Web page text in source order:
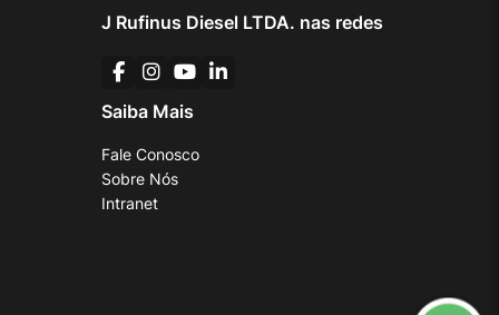
J Rufinus Diesel LTDA. nas redes
Saiba Mais
Fale Conosco
Sobre Nós
Intranet